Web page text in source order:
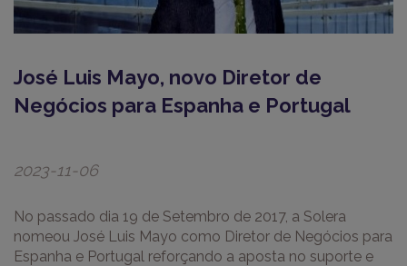
José Luis Mayo, novo Diretor de
Negócios para Espanha e Portugal
2023-11-06
No passado dia 19 de Setembro de 2017, a Solera
nomeou José Luis Mayo como Diretor de Negócios para
Espanha e Portugal reforçando a aposta no suporte e